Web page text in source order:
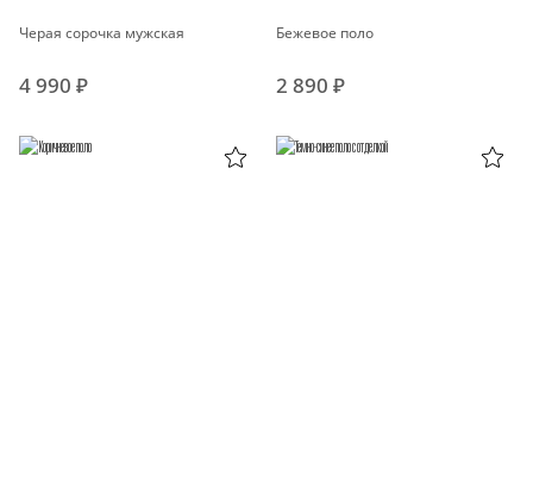
Черая сорочка мужская
4 990 ₽
Бежевое поло
2 890 ₽